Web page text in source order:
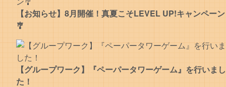
【お知らせ】8月開催！真夏こそLEVEL UP!キャンペーン
🎐
【グループワーク】『ペーパータワーゲーム』を行いまし
た！